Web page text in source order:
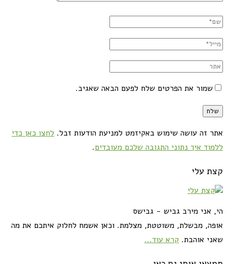
שמור את הפרטים שלח לפעם הבאה שאגיב.
אתר זה עושה שימוש באקיזמט למניעת הודעות זבל. לחצו כאן כדי
ללמוד איך נתוני התגובה שלכם מעובדים.
קצת עלי
הי, אני מירב גביש - גבישס
אופה, מבשלת, משוטטת, מצלמת. וכאן אשמח לחלוק איתכם את מה
שאני אוהבת. קרא עוד...